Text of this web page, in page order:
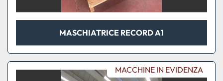
MASCHIATRICE RECORD A1
MACCHINE IN EVIDENZA